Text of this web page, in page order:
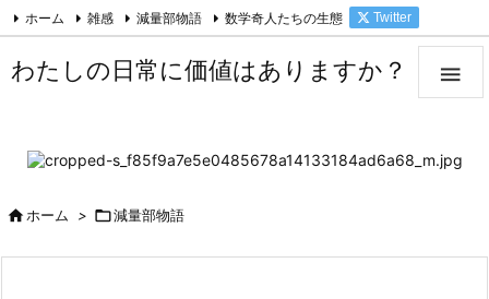

ホーム 雑感 減量部物語 数学奇人たちの生態 Twitter
わたしの日常に価値はありますか？
ホーム > 減量部物語